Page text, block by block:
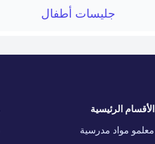
جليسات أطفال
الأقسام الرئيسية
معلمو مواد مدرسية